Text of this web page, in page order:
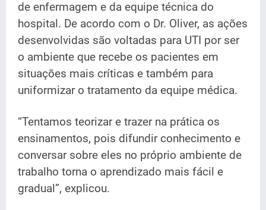
de enfermagem e da equipe técnica do
hospital. De acordo com o Dr. Oliver, as ações
desenvolvidas são voltadas para UTI por ser
o ambiente que recebe os pacientes em
situações mais críticas e também para
uniformizar o tratamento da equipe médica.
“Tentamos teorizar e trazer na prática os
ensinamentos, pois difundir conhecimento e
conversar sobre eles no próprio ambiente de
trabalho torna o aprendizado mais fácil e
gradual”, explicou.